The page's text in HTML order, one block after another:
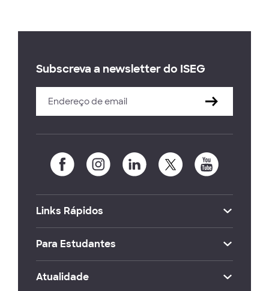
Subscreva a newsletter do ISEG
Links Rápidos
Para Estudantes
Atualidade